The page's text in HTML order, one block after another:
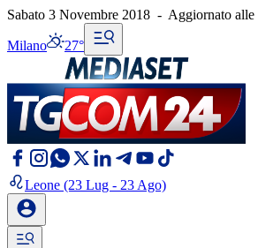
Sabato 3 Novembre 2018 - Aggiornato alle
Milano 27°
Leone (23 Lug - 23 Ago)